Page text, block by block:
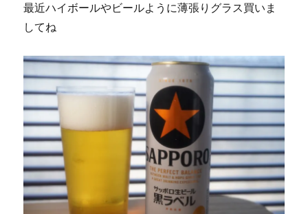
最近ハイボールやビールように薄張りグラス買いま
してね